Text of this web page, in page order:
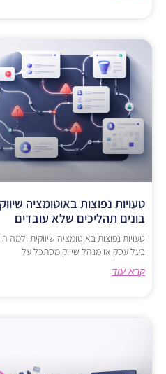
טעויות נפוצות באוטומציה
בונים תהליכים שלא עובדים
טעויות נפוצות באוטומציה שיווקית ולמה
בעל עסק או מנהל שיווק מסתכל על
קרא עוד